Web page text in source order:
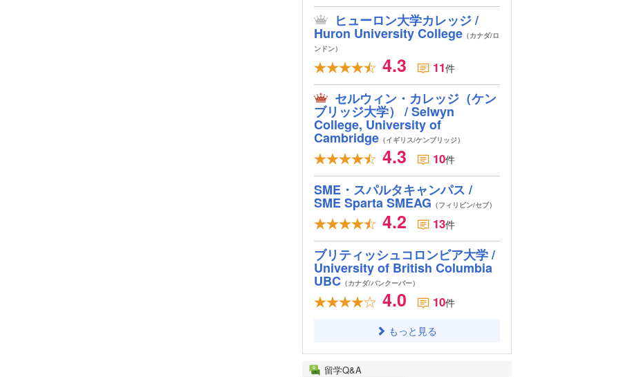
ヒューロン大学カレッジ /
Huron University College（カナダ/ロ
ンドン）
4.3 11件
セルウィン・カレッジ（ケン
ブリッジ大学） / Selwyn
College, University of
Cambridge（イギリス/ケンブリッジ）
4.3 10件
SME・スパルタキャンパス /
SME Sparta SMEAG （フィリピン/セブ）
4.2 13件
ブリティッシュコロンビア大学 /
University of British Columbia
UBC（カナダ/バンクーバー）
4.0 10件
もっと見る
留学Q&A